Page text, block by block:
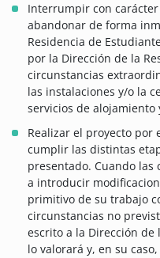
Interrumpir con
abandonar de forma
Residencia de
por la Dirección de la
circunstancias
las instalaciones y/o la
servicios de alojamiento
Realizar el proyecto por
cumplir las distintas
presentado. Cuando
a introducir
primitivo de su trabajo
circunstancias no
escrito a la Dirección de
lo valorará y, en su